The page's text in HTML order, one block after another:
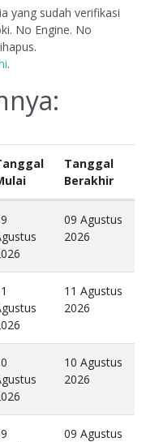
yang sudah verifikasi
No Engine. No
.
Tanggal
Berakhir
09 Agustus
2026
11 Agustus
2026
10 Agustus
2026
09 Agustus